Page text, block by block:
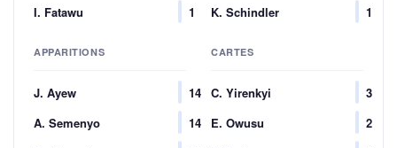
I. Fatawu
1
K. Schindler
1
APPARITIONS
J. Ayew
14
A. Semenyo
14
CARTES
C. Yirenkyi
3
E. Owusu
2